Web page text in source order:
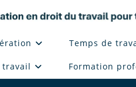
Temps de
travail Formation